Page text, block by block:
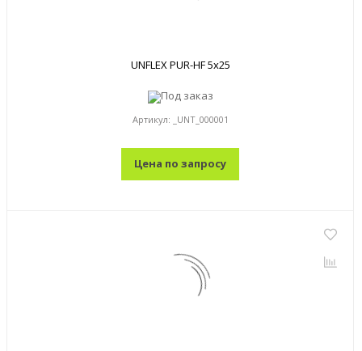
UNFLEX PUR-HF 5x25
Под заказ
Артикул: _UNT_000001
Цена по запросу